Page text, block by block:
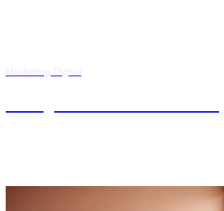
Marketing Digital